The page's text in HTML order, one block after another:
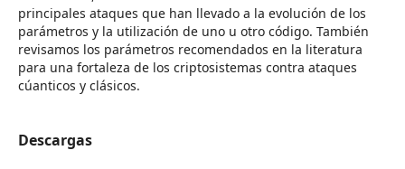
principales ataques que han llevado a la evolución de los
parámetros y la utilización de uno u otro código. También
revisamos los parámetros recomendados en la literatura
para una fortaleza de los criptosistemas contra ataques
cúanticos y clásicos.
Descargas